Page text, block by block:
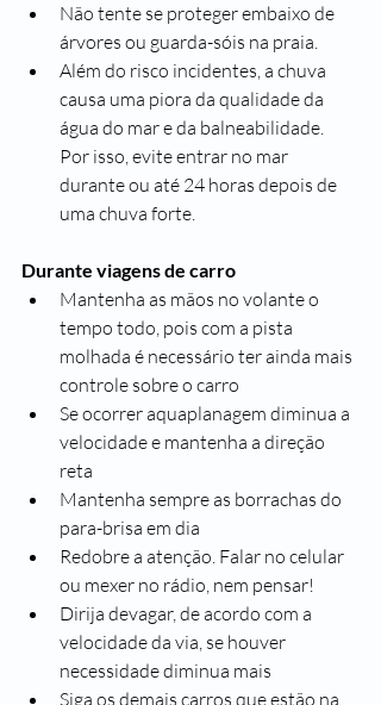
Não tente se proteger embaixo de
árvores ou guarda-sóis na praia.
Além do risco incidentes, a chuva
causa uma piora da qualidade da
água do mar e da balneabilidade.
Por isso, evite entrar no mar
durante ou até 24 horas depois de
uma chuva forte.
Durante viagens de carro
Mantenha as mãos no volante o
tempo todo, pois com a pista
molhada é necessário ter ainda mais
controle sobre o carro
Se ocorrer aquaplanagem diminua a
velocidade e mantenha a direção
reta
Mantenha sempre as borrachas do
para-brisa em dia
Redobre a atenção. Falar no celular
ou mexer no rádio, nem pensar!
Dirija devagar, de acordo com a
velocidade da via, se houver
necessidade diminua mais
Siga os demais carros que estão na